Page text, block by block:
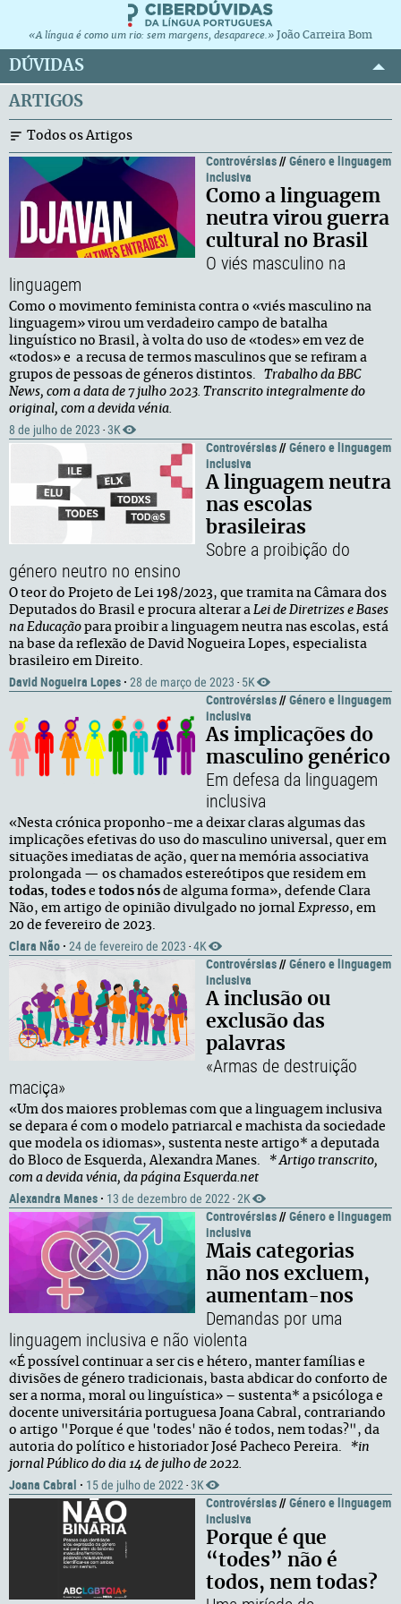
«A língua é como um rio: sem margens, desaparece.» João Carreira Bom
DÚVIDAS
ARTIGOS
Todos os Artigos
Controvérsias//Género e linguagem
inclusiva
Como a linguagem
neutra virou guerra
cultural no Brasil
O viés masculino na
linguagem
Como o movimento feminista contra o «viés masculino na
linguagem» virou um verdadeiro campo de batalha
linguístico no Brasil, à volta do uso de «todes» em vez de
«todos» e a recusa de termos masculinos que se refiram a
grupos de pessoas de géneros distintos. Trabalho da BBC
News, com a data de 7 julho 2023. Transcrito integralmente do
original, com a devida vénia.
8 de julho de 2023 · 3K
Controvérsias//Género e linguagem
inclusiva
A linguagem neutra
nas escolas
brasileiras
Sobre a proibição do
género neutro no ensino
O teor do Projeto de Lei 198/2023, que tramita na Câmara dos
Deputados do Brasil e procura alterar a Lei de Diretrizes e Bases
na Educação para proibir a linguagem neutra nas escolas, está
na base da reflexão de David Nogueira Lopes, especialista
brasileiro em Direito.
David Nogueira Lopes · 28 de março de 2023 · 5K
Controvérsias//Género e linguagem
inclusiva
As implicações do
masculino genérico
Em defesa da linguagem
inclusiva
«Nesta crónica proponho-me a deixar claras algumas das
implicações efetivas do uso do masculino universal, quer em
situações imediatas de ação, quer na memória associativa
prolongada — os chamados estereótipos que residem em
todas, todes e todos nós de alguma forma», defende Clara
Não, em artigo de opinião divulgado no jornal Expresso, em
20 de fevereiro de 2023.
Clara Não · 24 de fevereiro de 2023 · 4K
Controvérsias//Género e linguagem
inclusiva
A inclusão ou
exclusão das
palavras
«Armas de destruição
maciça»
«Um dos maiores problemas com que a linguagem inclusiva
se depara é com o modelo patriarcal e machista da sociedade
que modela os idiomas», sustenta neste artigo* a deputada
do Bloco de Esquerda, Alexandra Manes. * Artigo transcrito,
com a devida vénia, da página Esquerda.net
Alexandra Manes · 13 de dezembro de 2022 · 2K
Controvérsias//Género e linguagem
inclusiva
Mais categorias
não nos excluem,
aumentam-nos
Demandas por uma
linguagem inclusiva e não violenta
«É possível continuar a ser cis e hétero, manter famílias e
divisões de género tradicionais, basta abdicar do conforto de
ser a norma, moral ou linguística» – sustenta* a psicóloga e
docente universitária portuguesa Joana Cabral, contrariando
o artigo "Porque é que 'todes' não é todos, nem todas?", da
autoria do político e historiador José Pacheco Pereira. *in
jornal Público do dia 14 de julho de 2022.
Joana Cabral · 15 de julho de 2022 · 3K
Controvérsias//Género e linguagem
inclusiva
Porque é que
“todes” não é
todos, nem todas?